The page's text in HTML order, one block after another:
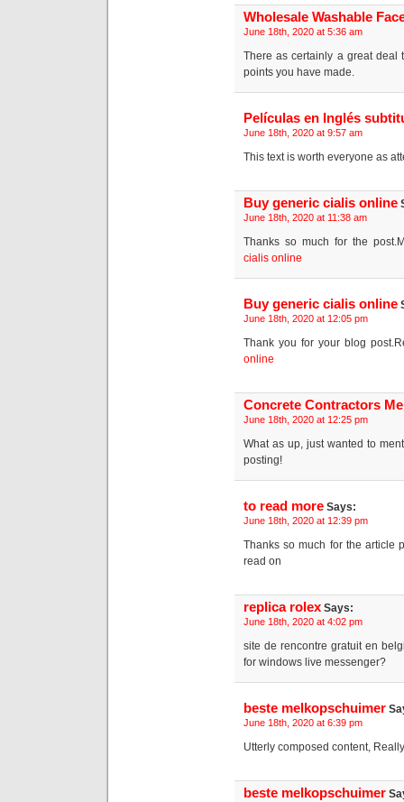
Wholesale Washable
June 18th, 2020 at 5:36 am
There as certainly a great deal
points you have made.
Películas en Inglés
June 18th, 2020 at 9:57 am
This text is worth everyone as
Buy generic cialis online
June 18th, 2020 at 11:38 am
Thanks so much for the
cialis online
Buy generic cialis online
June 18th, 2020 at 12:05 pm
Thank you for your blog
online
Concrete Contractors
June 18th, 2020 at 12:25 pm
What as up, just wanted to
posting!
to read more Says:
June 18th, 2020 at 12:39 pm
Thanks so much for the article
read on
replica rolex Says:
June 18th, 2020 at 4:02 pm
site de rencontre gratuit en
for windows live messenger?
beste melkopschuimer
June 18th, 2020 at 6:39 pm
Utterly composed content,
beste melkopschuimer